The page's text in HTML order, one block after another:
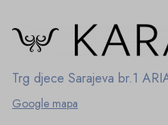
Trg djece Sarajeva br.1
Google mapa